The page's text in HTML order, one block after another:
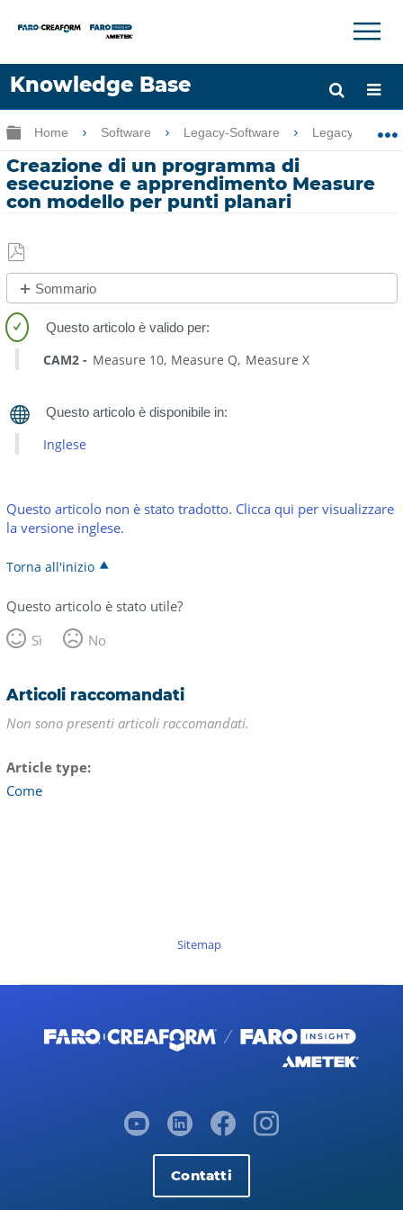
Knowledge Base
Lingua
Chiedere aiuto Accesso
×
Ingrandisci/riduci gerarchia globale
Home Software Legacy-Software Legacy-
Creazione di un programma di
esecuzione e apprendimento Measure
con modello per punti planari
Salva
come
PDF
Sommario
No
intestazioni
CAM2 Measure 10 Measure Q Measure X
Inglese
Questo articolo non è stato tradotto. Clicca qui per visualizzare
la versione inglese.
Torna all'inizio
Questo articolo è stato utile?
Sì
No
Articoli raccomandati
Non sono presenti articoli raccomandati.
Article type
Come
Sitemap
Contatti